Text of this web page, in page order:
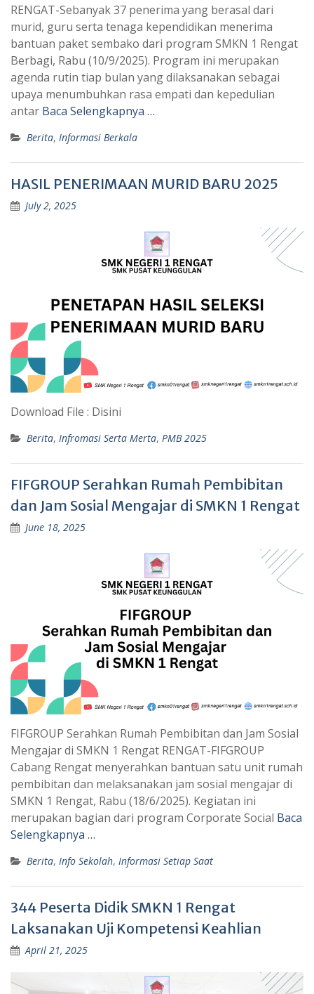
RENGAT-Sebanyak 37 penerima yang berasal dari
murid, guru serta tenaga kependidikan menerima
bantuan paket sembako dari program SMKN 1 Rengat
Berbagi, Rabu (10/9/2025). Program ini merupakan
agenda rutin tiap bulan yang dilaksanakan sebagai
upaya menumbuhkan rasa empati dan kepedulian
antar Baca Selengkapnya …
Berita, Informasi Berkala
HASIL PENERIMAAN MURID BARU 2025
July 2, 2025
Download File : Disini
Berita, Infromasi Serta Merta, PMB 2025
FIFGROUP Serahkan Rumah Pembibitan
dan Jam Sosial Mengajar di SMKN 1 Rengat
June 18, 2025
FIFGROUP Serahkan Rumah Pembibitan dan Jam Sosial
Mengajar di SMKN 1 Rengat RENGAT-FIFGROUP
Cabang Rengat menyerahkan bantuan satu unit rumah
pembibitan dan melaksanakan jam sosial mengajar di
SMKN 1 Rengat, Rabu (18/6/2025). Kegiatan ini
merupakan bagian dari program Corporate Social Baca
Selengkapnya …
Berita, Info Sekolah, Informasi Setiap Saat
344 Peserta Didik SMKN 1 Rengat
Laksanakan Uji Kompetensi Keahlian
April 21, 2025